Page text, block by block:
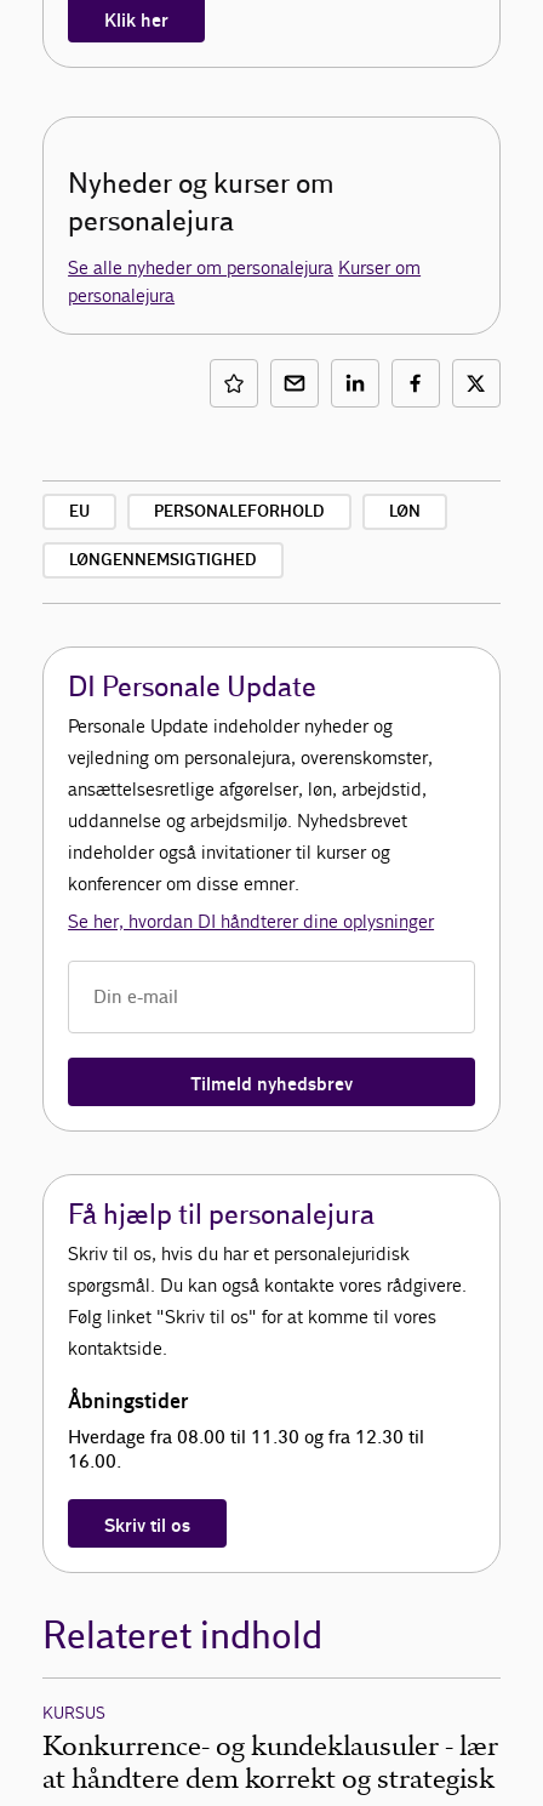
Klik her
Nyheder og kurser om
personalejura
Se alle nyheder om personalejura Kurser om
personalejura
EU PERSONALEFORHOLD LØN
LØNGENNEMSIGTIGHED
DI Personale Update
Personale Update indeholder nyheder og
vejledning om personalejura, overenskomster,
ansættelsesretlige afgørelser, løn, arbejdstid,
uddannelse og arbejdsmiljø. Nyhedsbrevet
indeholder også invitationer til kurser og
konferencer om disse emner.
Se her, hvordan DI håndterer dine oplysninger
Tilmeld nyhedsbrev
Få hjælp til personalejura
Skriv til os, hvis du har et personalejuridisk
spørgsmål. Du kan også kontakte vores rådgivere.
Følg linket "Skriv til os" for at komme til vores
kontaktside.
Åbningstider
Hverdage fra 08.00 til 11.30 og fra 12.30 til
16.00.
Skriv til os
Relateret indhold
KURSUS
Konkurrence- og kundeklausuler - lær
at håndtere dem korrekt og strategisk